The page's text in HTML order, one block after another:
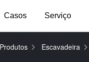
Casos Serviço
Produtos Escavadeira